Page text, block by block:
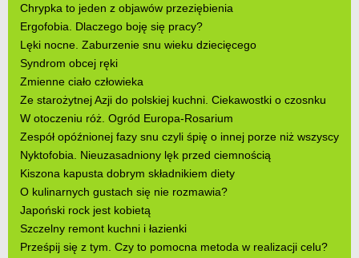
Chrypka to jeden z objawów przeziębienia
Ergofobia. Dlaczego boję się pracy?
Lęki nocne. Zaburzenie snu wieku dziecięcego
Syndrom obcej ręki
Zmienne ciało człowieka
Ze starożytnej Azji do polskiej kuchni. Ciekawostki o czosnku
W otoczeniu róż. Ogród Europa-Rosarium
Zespół opóźnionej fazy snu czyli śpię o innej porze niż wszyscy
Nyktofobia. Nieuzasadniony lęk przed ciemnością
Kiszona kapusta dobrym składnikiem diety
O kulinarnych gustach się nie rozmawia?
Japoński rock jest kobietą
Szczelny remont kuchni i łazienki
Prześpij się z tym. Czy to pomocna metoda w realizacji celu?